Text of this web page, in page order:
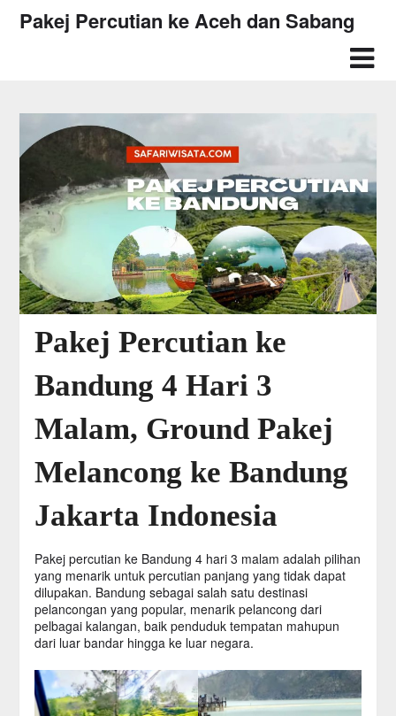
SkipPakej Percutian ke Aceh dan Sabang
Pakej Percutian ke
Bandung 4 Hari 3
Malam, Ground Pakej
Melancong ke Bandung
Jakarta Indonesia
Pakej percutian ke Bandung 4 hari 3 malam adalah pilihan
yang menarik untuk percutian panjang yang tidak dapat
dilupakan. Bandung sebagai salah satu destinasi
pelancongan yang popular, menarik pelancong dari
pelbagai kalangan, baik penduduk tempatan mahupun
dari luar bandar hingga ke luar negara.